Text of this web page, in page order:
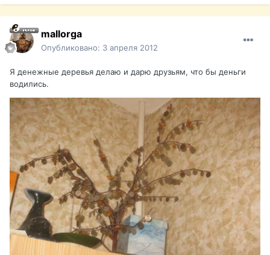
mallorga
Опубликовано: 3 апреля 2012
Я денежные деревья делаю и дарю друзьям, что бы деньги
водились.